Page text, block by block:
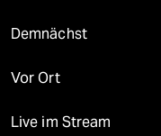
Demnächst
Vor Ort
Live im Stream